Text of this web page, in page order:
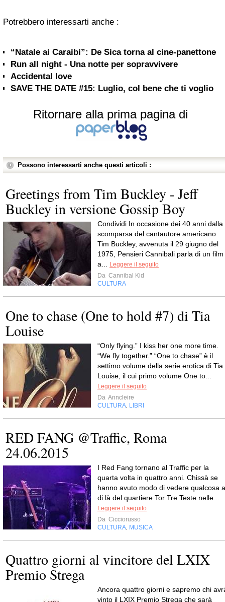
Potrebbero interessarti anche :
“Natale ai Caraibi”: De Sica torna al cine-panettone
Run all night - Una notte per sopravvivere
Accidental love
SAVE THE DATE #15: Luglio, col bene che ti voglio
Ritornare alla prima pagina di
Possono interessarti anche questi articoli :
Greetings from Tim Buckley - Jeff
Buckley in versione Gossip Boy
Condividi In occasione dei 40 anni dalla
scomparsa del cantautore americano
Tim Buckley, avvenuta il 29 giugno del
1975, Pensieri Cannibali parla di un film
a...
Leggere il seguito
Da Cannibal Kid
CULTURA
One to chase (One to hold #7) di Tia
Louise
“Only flying.” I kiss her one more time.
“We fly together.” “One to chase” è il
settimo volume della serie erotica di Tia
Louise, il cui primo volume One to...
Leggere il seguito
Da Anncleire
CULTURA LIBRI
RED FANG @Traffic, Roma
24.06.2015
I Red Fang tornano al Traffic per la
quarta volta in quattro anni. Chissà se
hanno avuto modo di vedere qualcosa
di là del quartiere Tor Tre Teste nelle...
Leggere il seguito
Da Cicciorusso
CULTURA MUSICA
Quattro giorni al vincitore del LXIX
Premio Strega
Ancora quattro giorni e sapremo chi
vinto il LXIX Premio Strega che sarà